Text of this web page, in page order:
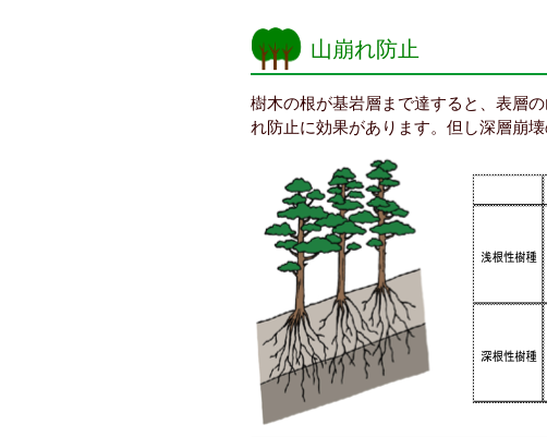
山崩れ防止
樹木の根が基岩層まで達すると、表層
れ防止に効果があります。但し深層崩壊